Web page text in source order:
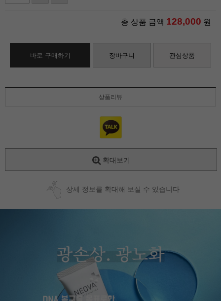
총 상품 금액 128,000 원
바로 구매하기 장바구니 관심상품
상품리뷰
확대보기
상세 정보를 확대해 보실 수 있습니다